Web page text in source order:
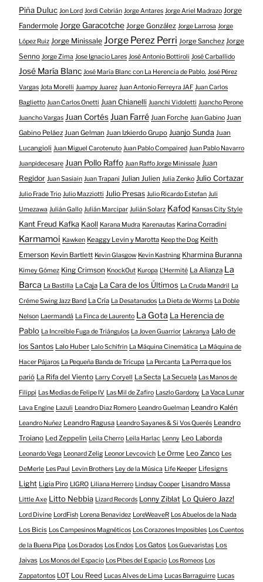
Piña Duluc Jon Lord Jordi Cebrián Jorge Antares Jorge Ariel Madrazo Jorge
Fandermole Jorge Garacotche Jorge González Jorge Larrosa Jorge
López Ruiz Jorge Minissale Jorge Perez Perri Jorge Sanchez Jorge
Senno Jorge Zima Jose Ignacio Lares José Antonio Bottiroli José Carballido
José María Blanc José María Blanc con La Herencia de Pablo. José Pérez
Vargas Jota Morelli Juampy Juarez Juan Antonio Ferreyra JAF Juan Carlos
Baglietto Juan Carlos Onetti Juan Chianelli Juanchi Vidoletti Juancho Perone
Juancho Vargas Juan Cortés Juan Farré Juan Forche Juan Gabino Juan
Gabino Peláez Juan Gelman Juan Izkierdo Grupo Juanjo Sunda Juan
Lucangioli Juan Miguel Carotenuto Juan Pablo Compaired Juan Pablo Navarro
Juanpidecesare Juan Pollo Raffo Juan Raffo Jorge Minissale Juan
Regidor Juan Sasiain Juan Trapani Julian Julien Julia Zenko Julio Cortazar
Julio Frade Trio Julio Mazziotti Julio Presas Julio Ricardo Estefan Juli
Umezawa Julián Gallo Julián Marcipar Julián Solarz Kafod Kansas City Style
Kant Freud Kafka Kaoll Karana Mudra Karenautas Karina Corradini
Karmamoi Kawken Keaggy Levin y Marotta Keep the Dog Keith
Emerson Kevin Bartlett Kevin Glasgow Kevin Kastning Kharmina Buranna
Kimey Gómez King Crimson KnockOut Kuropa L'Hermité La Alianza La
Barca La Bastilla La Caja La Cara de los Últimos La Cruda Mandril La
Créme Swing Jazz Band La Cría La Desatanudos La Dieta de Worms La Doble
Nelson Laermandá La Finca de Laurento La Gota La Herencia de
Pablo La Increíble Fuga de Triángulos La Joven Guarrior Lakranya Lalo de
los Santos Lalo Huber Lalo Schifrin La Máquina Cinemática La Máquina de
Hacer Pájaros La Pequeña Banda de Trícupa La Percanta La Perra que los
parió La Rifa del Viento Larry Coryell La Secta La Secuela Las Manos de
Filippi Las Medias de Felipe IV Las Mil de Zafiro Laszlo Gardony La Vaca Lunar
Lava Engine Lazuli Leandro Diaz Romero Leandro Guelman Leandro Kalén
Leandro Nuñez Leandro Ragusa Leandro Sayanes & Si Vos Querés Leandro
Troiano Led Zeppelin Leila Cherro Leila Harlac Lenny Leo Laborda
Leonardo Vega Leonard Zelig Leonor Levcovich Le Orme Leo Zanco Les
DeMerle Les Paul Levin Brothers Ley de la Música Life Keeper Lifesigns
Light Ligia Piro LIGRO Liliana Herrero Lindsay Cooper Lisandro Massa
Little Axe Litto Nebbia Lizard Records Lonny Ziblat Lo Quiero Jazz!
Lord Divine LordFish Lorena Benavidez LoreWeaveR Los Abuelos de la Nada
Los Bicis Los Campesinos Magnéticos Los Corazones Imposibles Los Cuentos
de la Buena Pipa Los Dorados Los Endos Los Gatos Los Guevaristas Los
Jaivas Los Monos del Espacio Los Pibes del Espacio Los Romeos Los
Zappatontos LOT Lou Reed Lucas Alves de Lima Lucas Barraguirre Lucas